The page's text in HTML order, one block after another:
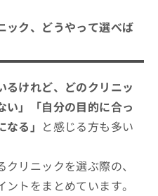
チェックする4つ
解注射におすす
院
島院
ック、どうやって選べば
るけれど、どのクリニッ
い」「自分の目的に合っ
る」 と感じる方も多い
リニックを選ぶ際の、
トをまとめています。